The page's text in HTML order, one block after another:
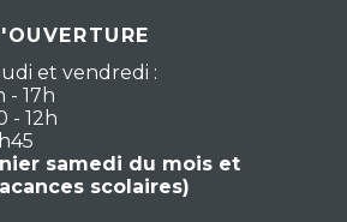
et vendredi :
- 17h
- 12h
samedi du mois et
scolaires)